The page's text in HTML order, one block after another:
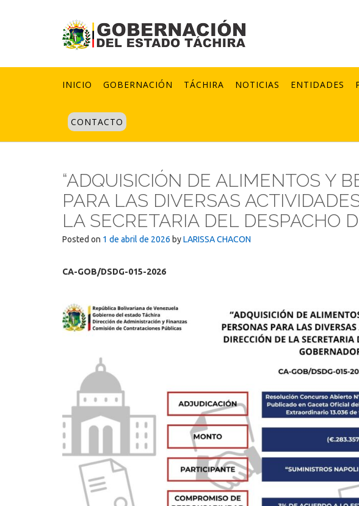
INICIO GOBERNACIÓN TÁCHIRA NOTICIAS ENTIDADES
CONTACTO
“ADQUISICIÓN DE ALIMENTOS Y
PARA LAS DIVERSAS
LA SECRETARIA DEL DESPACHO
Posted on 1 de abril de 2026 byLARISSA CHACON
CA-GOB/DSDG-015-2026